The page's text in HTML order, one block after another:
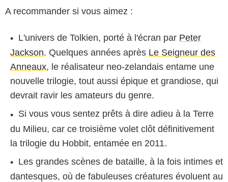
A recommander si vous aimez :
L'univers de Tolkien, porté à l'écran par Peter
Jackson. Quelques années après Le Seigneur des
Anneaux, le réalisateur neo-zelandais entame une
nouvelle trilogie, tout aussi épique et grandiose, qui
devrait ravir les amateurs du genre.
Si vous vous sentez prêts à dire adieu à la Terre
du Milieu, car ce troisième volet clôt définitivement
la trilogie du Hobbit, entamée en 2011.
Les grandes scènes de bataille, à la fois intimes et
dantesques, où de fabuleuses créatures évoluent au
Universal Pictures International France